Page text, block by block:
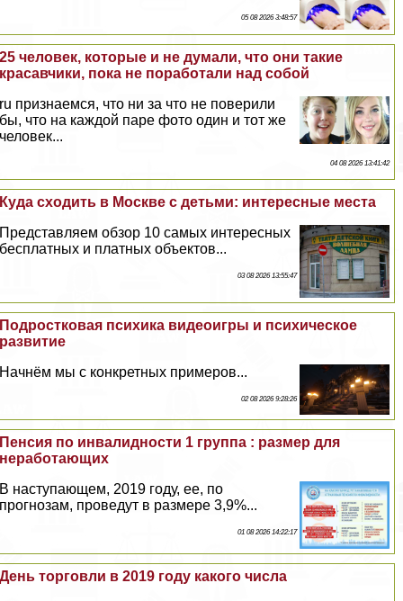
05 08 2026 3:48:57
25 человек, которые и не думали, что они такие
красавчики, пока не поработали над собой
ru признаемся, что ни за что не поверили
бы, что на каждой паре фото один и тот же
человек...
04 08 2026 13:41:42
Куда сходить в Москве с детьми: интересные места
Представляем обзор 10 самых интересных
бесплатных и платных объектов...
03 08 2026 13:55:47
Подростковая психика видеоигры и психическое
развитие
Начнём мы с конкретных примеров...
02 08 2026 9:28:26
Пенсия по инвалидности 1 группа : размер для
неработающих
В наступающем, 2019 году, ее, по
прогнозам, проведут в размере 3,9%...
01 08 2026 14:22:17
День торговли в 2019 году какого числа